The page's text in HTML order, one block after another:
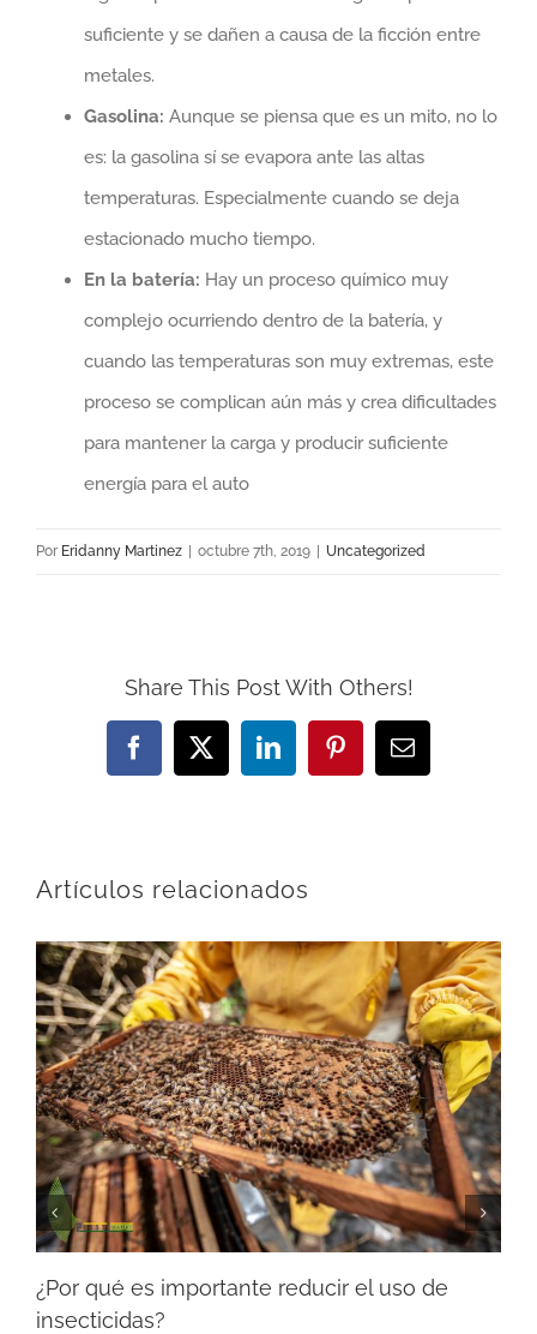
suficiente y se dañen a causa de la ficción entre
metales.
Gasolina: Aunque se piensa que es un mito, no lo
es: la gasolina sí se evapora ante las altas
temperaturas. Especialmente cuando se deja
estacionado mucho tiempo.
En la batería: Hay un proceso químico muy
complejo ocurriendo dentro de la batería, y
cuando las temperaturas son muy extremas, este
proceso se complican aún más y crea dificultades
para mantener la carga y producir suficiente
energía para el auto
Por Eridanny Martinez octubre 7th, 2019 Uncategorized
Share This Post With Others!
Facebook
X LinkedInPinterestCorreo
electrónico
Artículos relacionados
¿Por qué es importante reducir el uso de
insecticidas?